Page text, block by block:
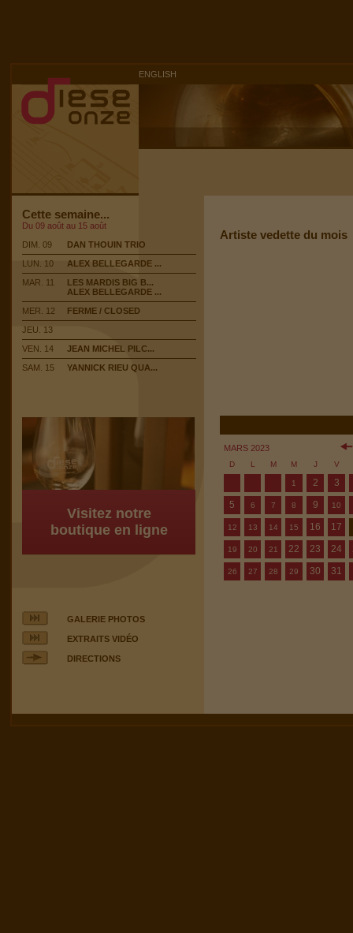
ENGLISH
Cette semaine...
Du 09 août au 15 août
DIM. 09
DAN THOUIN TRIO
LUN. 10
ALEX BELLEGARDE ...
MAR. 11
LES MARDIS BIG B...
ALEX BELLEGARDE ...
MER. 12
FERME / CLOSED
JEU. 13
VEN. 14
JEAN MICHEL PILC...
SAM. 15
YANNICK RIEU QUA...
Visitez notre
boutique en ligne
GALERIE PHOTOS
EXTRAITS VIDÉO
DIRECTIONS
Artiste vedette du mois
MARS 2023
D L M M J V
1 2
3
5
6 7 8 9 10
12 13 14 15 16 17
19 20 21 22 23 24
26 27 28 29 30 31